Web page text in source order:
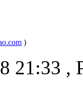
)
21:33 ,